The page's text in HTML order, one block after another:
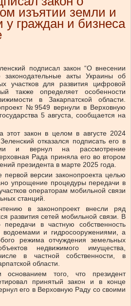
изъятии земли и
у граждан и бизнеса
подписал закон “О внесении
законодательные акты Украины об
участков для развития цифровой
также определяет особенности
в Закарпатской области.
№9549 вернули в Верховную
5 августа, сообщается на
этот закон в целом в августе 2024
отказался подписать его в
и вернул на рассмотрение
Рада приняла его во втором
президента в марте 2025 года.
первой версии законопроекта целью
упрощение процедуры передачи в
операторам мобильной связи
станций.
в законопроект внесли ряд
развития сетей мобильной связи. В
передачи в частную собственность
водоемами и гидросооружениями, а
режима отчуждения земельных
недвижимого имущества,
в частной собственности, в
области.
того, что президент
принятый закон и в конце
его в Верховную Раду со своими